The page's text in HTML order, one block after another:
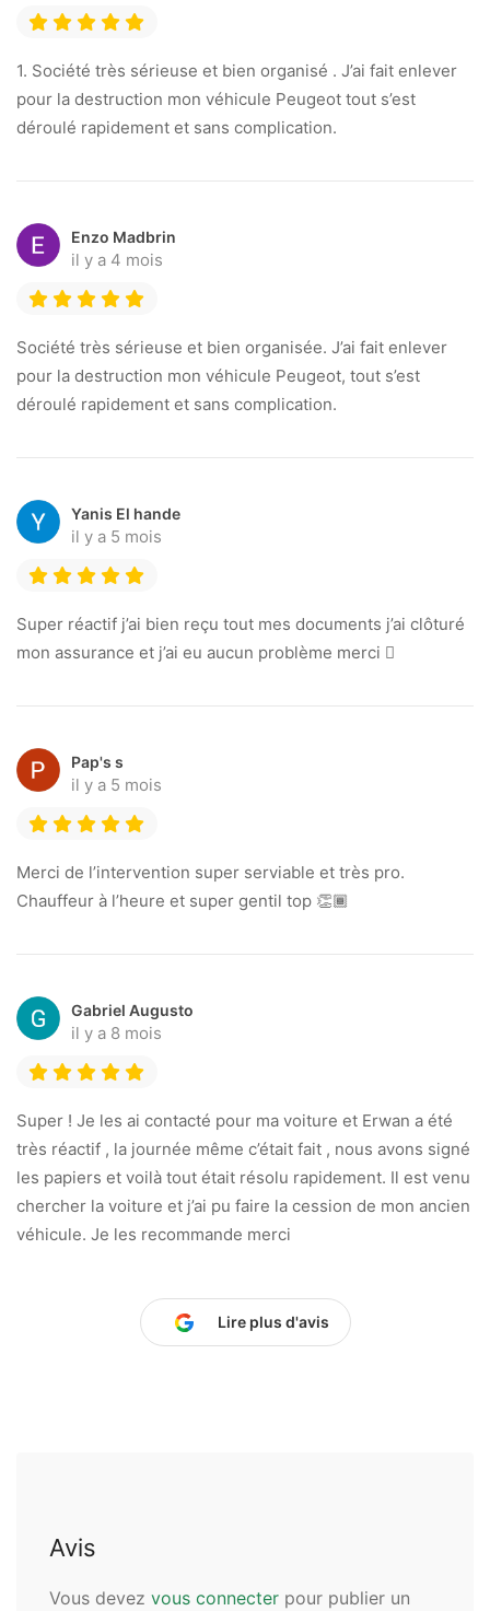
1. Société très sérieuse et bien organisé . J’ai fait enlever
pour la destruction mon véhicule Peugeot tout s’est
déroulé rapidement et sans complication.
Enzo Madbrin
il y a 4 mois
Société très sérieuse et bien organisée. J’ai fait enlever
pour la destruction mon véhicule Peugeot, tout s’est
déroulé rapidement et sans complication.
Yanis El hande
il y a 5 mois
Super réactif j’ai bien reçu tout mes documents j’ai clôturé
mon assurance et j’ai eu aucun problème merci 🏽
Pap's s
il y a 5 mois
Merci de l’intervention super serviable et très pro.
Chauffeur à l’heure et super gentil top 👏🏾
Gabriel Augusto
il y a 8 mois
Super ! Je les ai contacté pour ma voiture et Erwan a été
très réactif , la journée même c’était fait , nous avons signé
les papiers et voilà tout était résolu rapidement. Il est venu
chercher la voiture et j’ai pu faire la cession de mon ancien
véhicule. Je les recommande merci
Lire plus d'avis
Avis
Vous devez vous connecter pour publier un